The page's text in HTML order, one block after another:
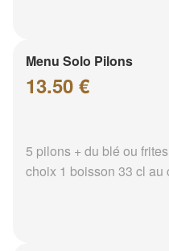
Menu Solo Pilons
13.50 €
5 pilons + du blé ou
choix 1 boisson 33 cl au